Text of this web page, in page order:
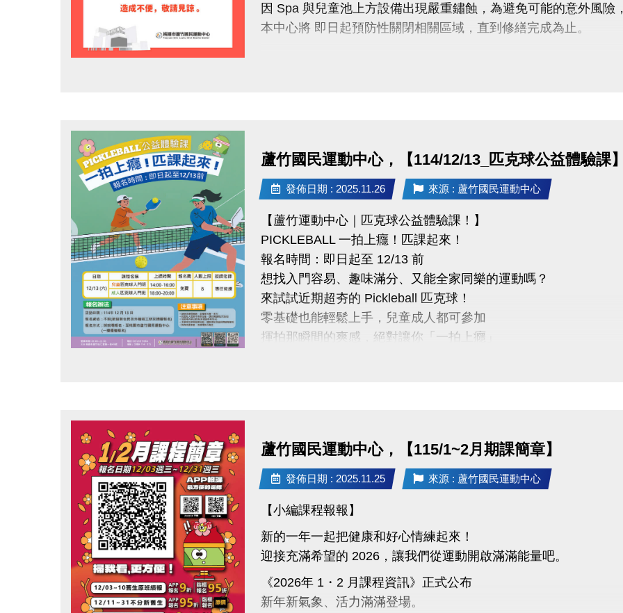
IG : @luzhusports
因 Spa 與兒童池上方設備出現嚴重鏽蝕，為避免可能的意外風險，
本中心將 即日起預防性關閉相關區域，直到修繕完成為止。
(03)263-9066 分機111
官網 : https://www.lzsports.com.tw/zh_TW/news/pageID/1/
FB : 桃園市蘆竹國民運動中心
IG : @luzhusports
蘆竹國民運動中心，【114/12/13_匹克球公益體驗課】
發佈日期 : 2025.11.26 來源 : 蘆竹國民運動中心
【蘆竹運動中心｜匹克球公益體驗課！】
PICKLEBALL 一拍上癮！匹課起來！
報名時間：即日起至 12/13 前
想找入門容易、趣味滿分、又能全家同樂的運動嗎？
來試試近期超夯的 Pickleball 匹克球！
零基礎也能輕鬆上手，兒童成人都可參加
揮拍那瞬間的爽感，絕對讓你「一拍上癮」
報名方式：採現場報名，請至桃園市蘆竹國民運動中心一樓櫃檯報
報名費用：免費
●聯絡資訊 : (球館部) 03-2639066 #115
●活動地點 : 桃園市蘆竹國民運動
蘆竹國民運動中心，【115/1~2月期課簡章】
發佈日期 : 2025.11.25 來源 : 蘆竹國民運動中心
【小編課程報報】
新的一年一起把健康和好心情練起來！
迎接充滿希望的 2026，讓我們從運動開啟滿滿能量吧。
《2026年 1・2 月課程資訊》正式公布
新年新氣象、活力滿滿登場。